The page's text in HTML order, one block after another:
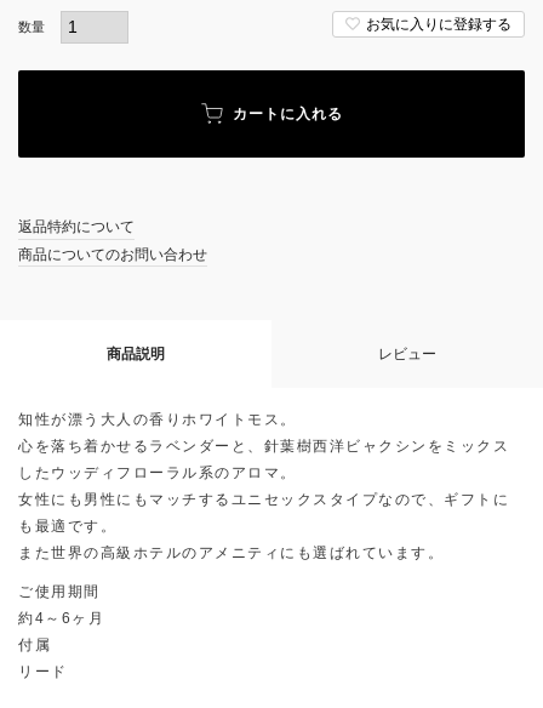
お気に入りに登録する
カートに入れる
返品特約について
商品についてのお問い合わせ
商品説明 レビュー
知性が漂う大人の香りホワイトモス。
心を落ち着かせるラベンダーと、針葉樹西洋ビャクシンをミックス
したウッディフローラル系のアロマ。
女性にも男性にもマッチするユニセックスタイプなので、ギフトに
も最適です。
また世界の高級ホテルのアメニティにも選ばれています。
ご使用期間
約4～6ヶ月
付属
リード